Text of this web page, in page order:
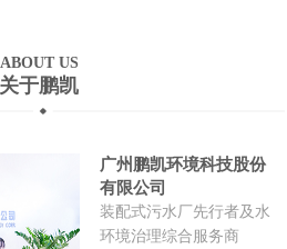
ABOUT US
关于鹏凯
广州鹏凯环境科技股份
有限公司
装配式污水厂先行者及水
环境治理综合服务商